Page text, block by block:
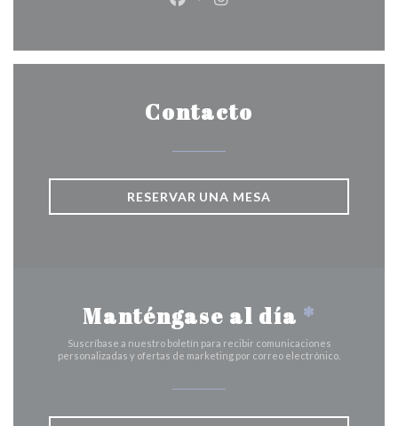
Facebook ((abre en una nueva
Instagram ((abre en una
Contacto
RESERVAR UNA MESA
Manténgase al día *
Suscríbase a nuestro boletín para recibir comunicaciones
personalizadas y ofertas de marketing por correo electrónico.